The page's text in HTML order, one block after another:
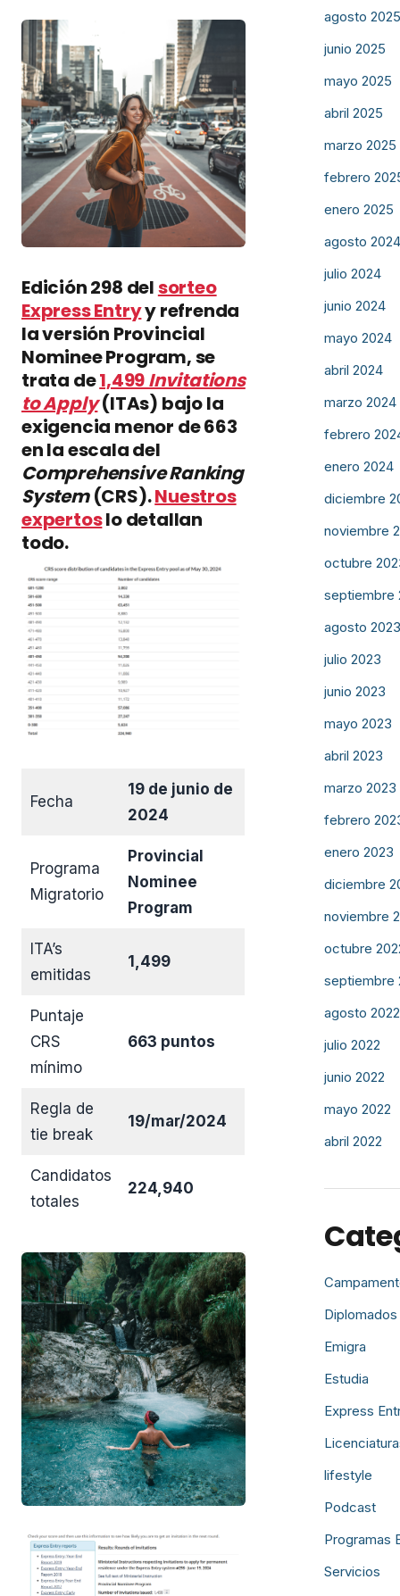
Edición 298 delsorteo
Express Entryy refrenda
la versión Provincial
Nominee Program, se
trata de1,499Invitations
to Apply(ITAs) bajo la
exigencia menor de 663
en la escala del
Comprehensive Ranking
System(CRS).Nuestros
expertoslo detallan
todo.
Fecha
19 de junio de
2024
Programa
Migratorio
Provincial
Nominee
Program
ITA’s
emitidas
1,499
Puntaje
CRS
mínimo
663 puntos
Regla de
tie break
19/mar/2024
Candidatos
totales
224,940
agosto 2025
junio 2025
mayo 2025
abril 2025
marzo 2025
febrero
enero 2025
agosto 2024
julio 2024
junio 2024
mayo 2024
abril 2024
marzo 2024
febrero
enero 2024
diciembre
noviembre
octubre
septiembre
agosto 2023
julio 2023
junio 2023
mayo 2023
abril 2023
marzo 2023
febrero
enero 2023
diciembre
noviembre
octubre
septiembre
agosto 2022
julio 2022
junio 2022
mayo 2022
abril 2022
Diplomados
Emigra
Estudia
Express
lifestyle
Podcast
Programas
Servicios